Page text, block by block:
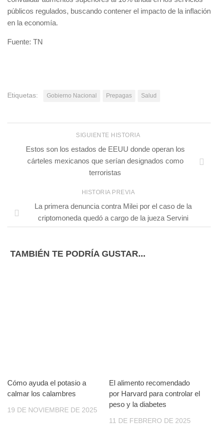
públicos regulados, buscando contener el impacto de la inflación
en la economía.
Fuente: TN
Etiquetas: Gobierno Nacional Prepagas Salud
SIGUIENTE HISTORIA
Estos son los estados de EEUU donde operan los
cárteles mexicanos que serían designados como
terroristas
HISTORIA PREVIA
La primera denuncia contra Milei por el caso de la
criptomoneda quedó a cargo de la jueza Servini
TAMBIÉN TE PODRÍA GUSTAR...
Cómo ayuda el potasio a
calmar los calambres
19 DE NOVIEMBRE DE 2025
El alimento recomendado
por Harvard para controlar el
peso y la diabetes
11 DE FEBRERO DE 2025